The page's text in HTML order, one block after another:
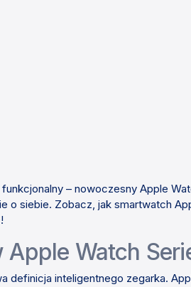
– nowoczesny Apple
o siebie. Zobacz, jak smartwatch
Watch
definicja inteligentnego zegarka.